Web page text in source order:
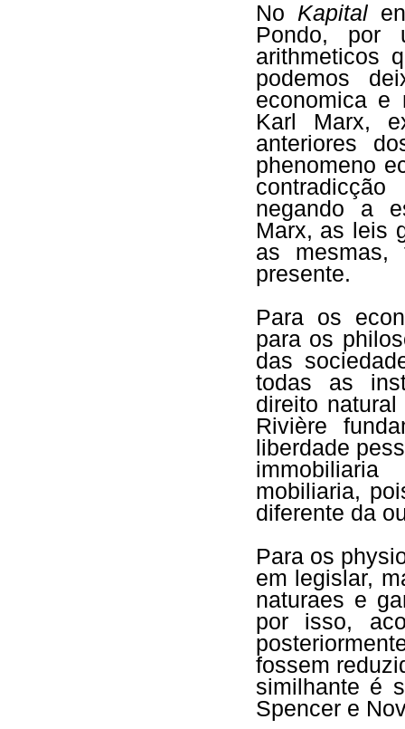
No Kapital
Pondo, por
arithmeticos
podemos
economica e
Karl Marx,
anteriores
phenomeno
negando a
Marx, as leis
as
presente.
Para os
para os
das
todas as
direito
Rivière
liberdade
mobiliaria,
diferente da
Para os
em legislar,
naturaes e
por isso,
fossem
similhante é
Spencer e